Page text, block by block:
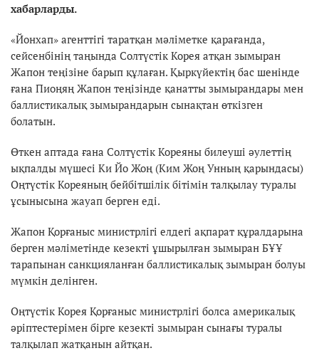
хабарларды.
«Йонхап» агенттігі таратқан мәліметке қарағанда,
сейсенбінің таңында Солтүстік Корея атқан зымыран
Жапон теңізіне барып құлаған. Қыркүйектің бас шенінде
ғана Пиоңяң Жапон теңізінде қанатты зымырандары мен
баллистикалық зымырандарын сынақтан өткізген
болатын.
Өткен аптада ғана Солтүстік Кореяны билеуші әулеттің
ықпалды мүшесі Ки Йо Жоң (Ким Жоң Унның қарындасы)
Оңтүстік Кореяның бейбітшілік бітімін талқылау туралы
ұсынысына жауап берген еді.
Жапон Қорғаныс министрлігі елдегі ақпарат құралдарына
берген мәліметінде кезекті ұшырылған зымыран БҰҰ
тарапынан санкцияланған баллистикалық зымыран болуы
мүмкін делінген.
Оңтүстік Корея Қорғаныс министрлігі болса америкалық
әріптестерімен бірге кезекті зымыран сынағы туралы
талқылап жатқанын айтқан.